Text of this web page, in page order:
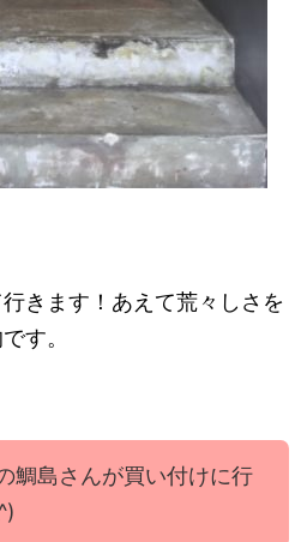
きます！あえて荒々しさを
す。
鯛島さんが買い付けに行